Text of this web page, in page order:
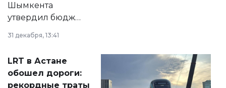
Шымкента
утвердил бюджет
города на 2026–
2028 годы.
документ
появился в базе
31 декабря, 13:41
LRT в Астане
обошел дороги:
рекордные траты